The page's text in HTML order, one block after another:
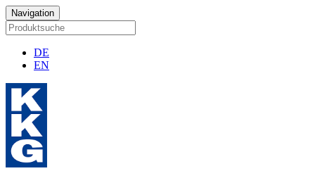
Navigation
DE
EN